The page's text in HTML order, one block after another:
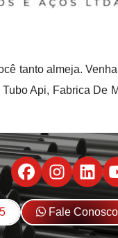
tanto almeja.
Api, Fabrica De
Fale Conosco